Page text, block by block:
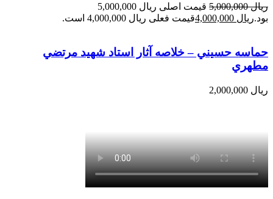
ریال5,000,000
قیمت اصلی ریال 5,000,000
بود.ریال قیمت فعلی ریال 4,000,000 است.
حماسه حسيني – خلاصه آثار استاد شهيد مرتضي
مطهري
ریال